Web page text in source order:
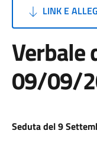
LINK E
Verbale
09/09/
Seduta del 9